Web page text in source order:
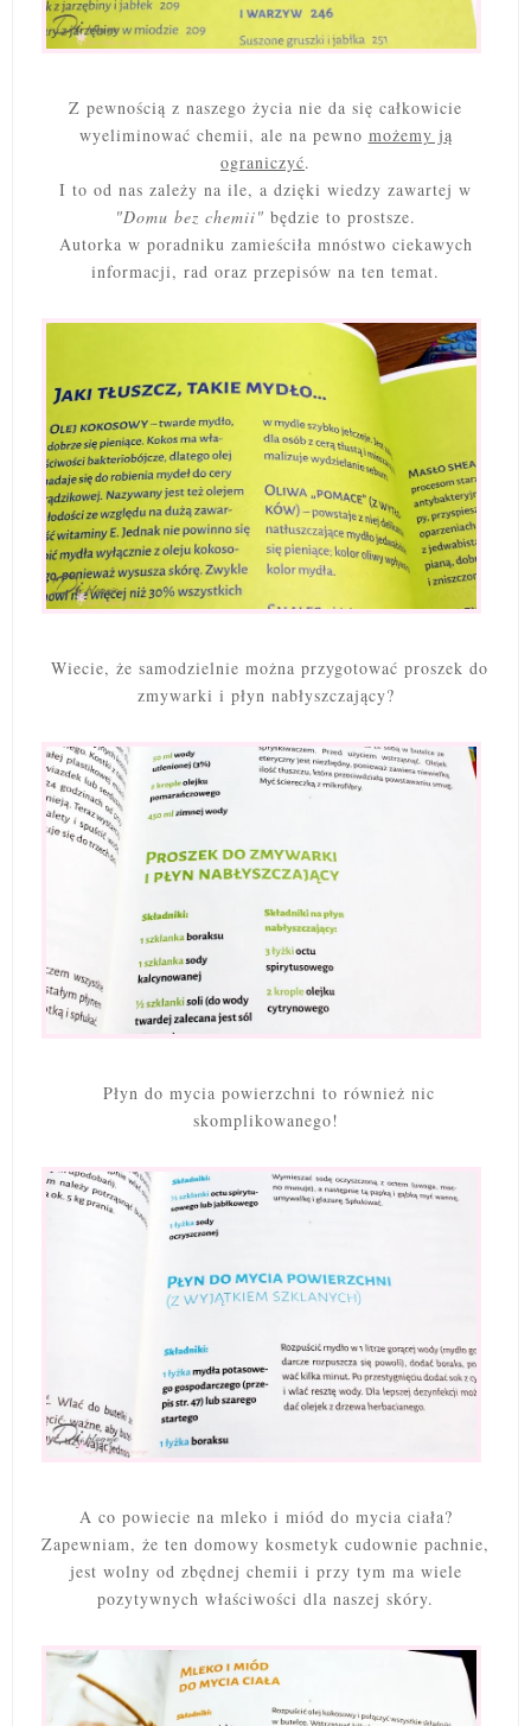
Z pewnością z naszego życia nie da się całkowicie
wyeliminować chemii, ale na pewno możemy ją
ograniczyć.
I to od nas zależy na ile, a dzięki wiedzy zawartej w
"Domu bez chemii" będzie to prostsze.
Autorka w poradniku zamieściła mnóstwo ciekawych
informacji, rad oraz przepisów na ten temat.
Wiecie, że samodzielnie można przygotować proszek do
zmywarki i płyn nabłyszczający?
Płyn do mycia powierzchni to również nic
skomplikowanego!
A co powiecie na mleko i miód do mycia ciała?
Zapewniam, że ten domowy kosmetyk cudownie pachnie,
jest wolny od zbędnej chemii i przy tym ma wiele
pozytywnych właściwości dla naszej skóry.